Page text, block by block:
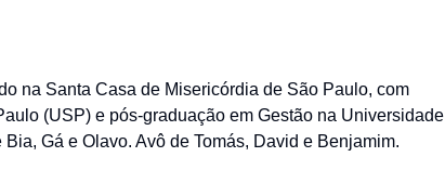
na Santa Casa de Misericórdia de São Paulo, com
(USP) e pós-graduação em Gestão na Universidade
Gá e Olavo. Avô de Tomás, David e Benjamim.